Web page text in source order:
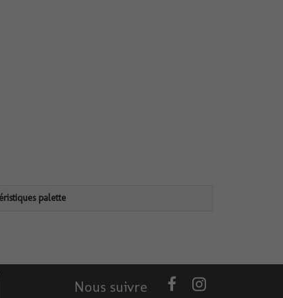
palette
Nous suivre